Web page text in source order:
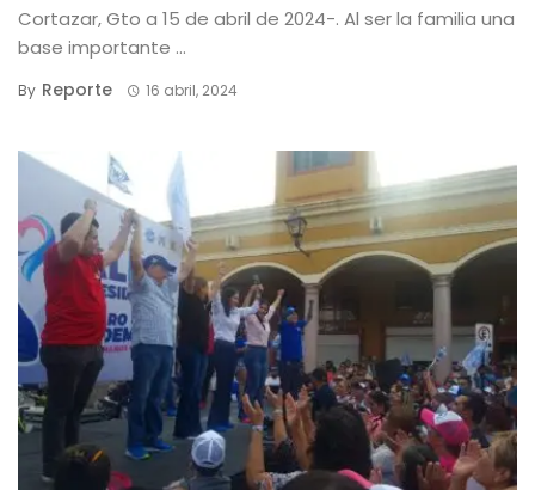
Cortazar, Gto a 15 de abril de 2024-. Al ser la familia una
base importante ...
By Reporte 16 abril, 2024